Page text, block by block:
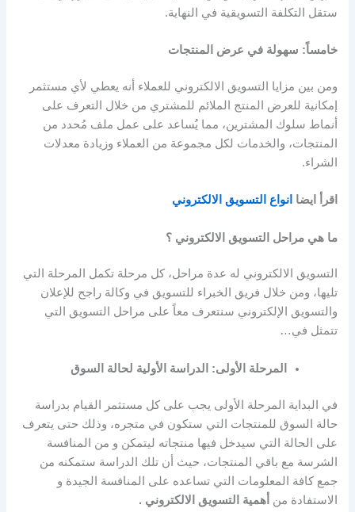
ستقل التكلفة التسويقية في النهاية.
خامساً: سهولة في عرض المنتجات
ومن بين مزايا التسويق الالكتروني للعملاء أنه يعطي لأي مستثمر
إمكانية للعرض المنتج الملائم للمشتري من خلال التعرف على
أنماط سلوك المشترين، مما يُساعد على عمل ملف مُحدد من
المنتجات، والخدمات لكل مجموعة من العملاء وزيادة معدلات
الشراء.
اقرأ ايضا انواع التسويق الالكتروني
ما هي مراحل التسويق الالكتروني ؟
التسويق الالكتروني له عدة مراحل، كل مرحلة تكمل المرحلة التي
تليها، ومن خلال فريق الخبراء للتسويق في وكالة راجح للإعلان
والتسويق الإلكتروني سنتعرف معاً على مراحل التسويق التي
تتمثل في…
المرحلة الأولى: الدراسة الأولية لحالة السوق
في البداية المرحلة الأولى يجب على كل مستثمر القيام بدراسة
حالة السوق للمنتجات التي ستكون في متجره، وذلك حتى يتعرف
على الحالة التي سيدخل فيها منتجاته ليتمكن و من المنافسة
الشرسة مع باقي المنتجات، حيث أن تلك الدراسة ستمكنه من
جمع كافة المعلومات التي تساعده على المنافسة الجيدة و
الاستفادة من أهمية التسويق الالكتروني .